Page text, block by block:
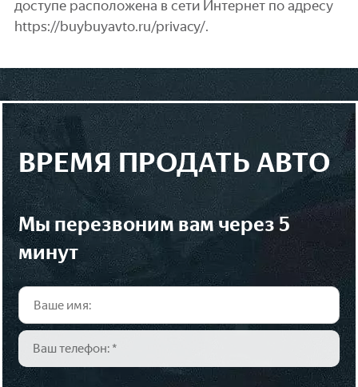
доступе расположена в сети Интернет по адресу
https://buybuyavto.ru/privacy/.
ВРЕМЯ ПРОДАТЬ АВТО
мы перезвоним вам через 5
минут